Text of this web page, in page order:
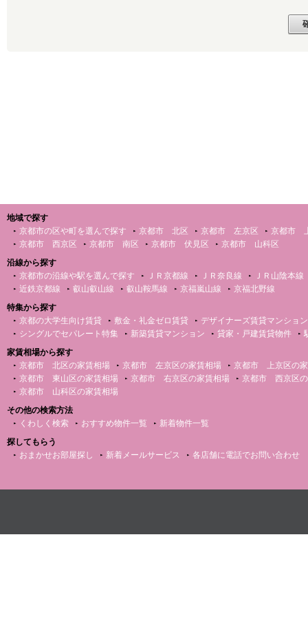
地域で探す
京都市の区や町を選んで探す
京都市 北区 京都市 左京区
京都市
京都市 西京区
京都市 南区 京都市 伏見区
京都市 山科区
沿線から探す
京都市の沿線や駅を選んで探す
ＪＲ京都線 ＪＲ奈良線
ＪＲ山陰本線
近鉄京都線
叡山叡山線 叡山鞍馬線 京福嵐山線
京福北野線
特集から探す
京都の大学生向け賃貸
敷金・礼金ゼロ賃貸
デザイナーズ賃貸マンション
シングルでセパレート特集
新築賃貸マンション 貸家・戸建賃貸物件
家賃相場から探す
京都市 北区の家賃相場
京都市 左京区の家賃相場
京都市 上京区の
京都市 東山区の家賃相場
京都市 右京区の家賃相場
京都市 西京区
京都市 山科区の家賃相場
その他の検索方法
くわしく検索
おすすめ物件一覧
新着物件一覧
探してもらう
おまかせお部屋探し
新着メールサービス 各店舗に電話でお問い合わせ